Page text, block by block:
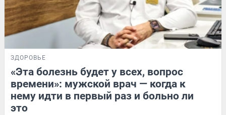
ЗДОРОВЬЕ
«Эта болезнь будет у всех, вопрос
времени»: мужской врач — когда к
нему идти в первый раз и больно ли
это